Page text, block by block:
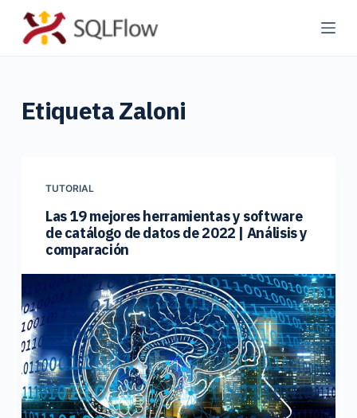
a
e
n
d
EtiquetaZaloni
TUTORIAL
Las 19 mejores herramientas y software
de catálogo de datos de 2022 | Análisis y
comparación